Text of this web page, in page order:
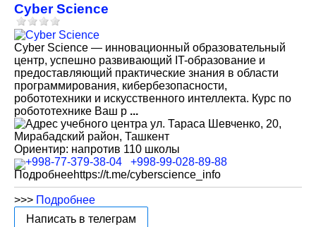
Cyber Science
Cyber Science — инновационный образовательный
центр, успешно развивающий IT-образование и
предоставляющий практические знания в области
программирования, кибербезопасности,
робототехники и искусственного интеллекта. Курс по
робототехнике Ваш р ...
ул. Тараса Шевченко, 20,
Мирабадский район, Ташкент
Ориентир: напротив 110 школы
+998-77-379-38-04
+998-99-028-89-88
Подробнееhttps://t.me/cyberscience_info
>>> Подробнее
Написать в телеграм